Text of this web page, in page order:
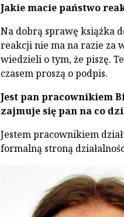
Jakie macie państwo
Na dobrą sprawę książka
reakcji nie ma na razie za
wiedzieli o tym, że piszę.
czasem proszą o podpis.
Jest pan pracownikiem
zajmuje się pan na co
Jestem pracownikiem
formalną stroną